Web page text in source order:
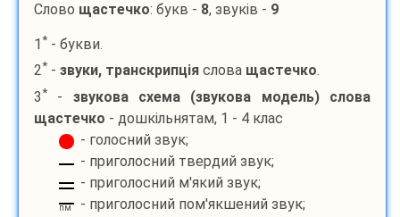
Слово щастечко: букв - 8, звуків - 9
1 * - букви.
2* - звуки, транскрипція слова щастечко.
3* - звукова схема (звукова модель) слова
щастечко - дошкільнятам, 1 - 4 клас
- голосний звук;
- приголосний твердий звук;
- приголосний м'який звук;
пм
- приголосний пом'якшений звук;